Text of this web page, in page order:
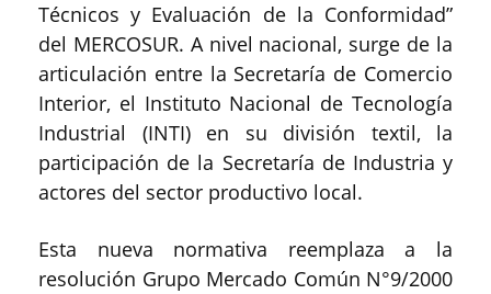
Técnicos y Evaluación de la Conformidad”
del MERCOSUR. A nivel nacional, surge de la
articulación entre la Secretaría de Comercio
Interior, el Instituto Nacional de Tecnología
Industrial (INTI) en su división textil, la
participación de la Secretaría de Industria y
actores del sector productivo local.
Esta nueva normativa reemplaza a la
resolución Grupo Mercado Común N°9/2000